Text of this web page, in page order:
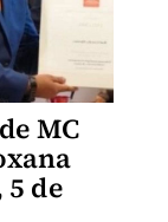
MC
de